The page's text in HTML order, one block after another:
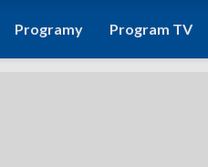
Programy Program TV